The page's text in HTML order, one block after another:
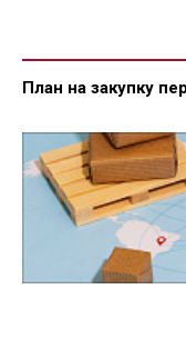
План на закупку